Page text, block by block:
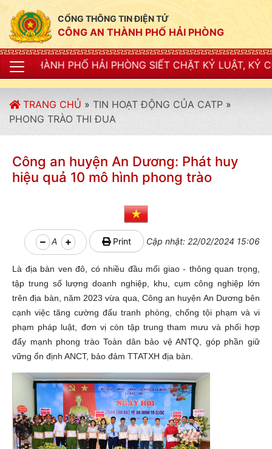
CỔNG THÔNG TIN ĐIỆN TỬ
CÔNG AN THÀNH PHỐ HẢI PHÒNG
HẢI PHÒNG SIẾT CHẶT KỶ LUẬT, KỶ CƯƠNG, ĐIỀU
TRANG CHỦ » TIN HOẠT ĐỘNG CỦA CATP »
PHONG TRÀO THI ĐUA
Công an huyện An Dương: Phát huy
hiệu quả 10 mô hình phong trào
A Print Cập nhật: 22/02/2024 15:06
Là địa bàn ven đô, có nhiều đầu mối giao - thông quan trọng,
tập trung số lượng doanh nghiệp, khu, cụm công nghiệp lớn
trên địa bàn, năm 2023 vừa qua, Công an huyện An Dương bên
cạnh việc tăng cường đấu tranh phòng, chống tội phạm và vi
phạm pháp luật, đơn vị còn tập trung tham mưu và phối hợp
đẩy mạnh phong trào Toàn dân bảo vệ ANTQ, góp phần giữ
vững ổn định ANCT, bảo đảm TTATXH địa bàn.